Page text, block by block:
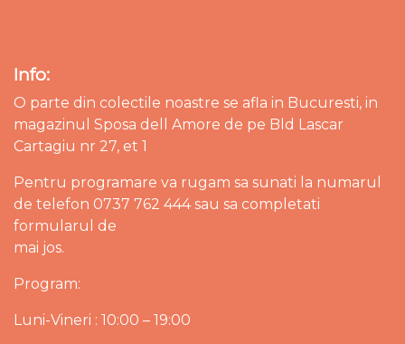
Info:
O parte din colectile noastre se afla in Bucuresti, in
magazinul Sposa dell Amore de pe Bld Lascar
Cartagiu nr 27, et 1
Pentru programare va rugam sa sunati la numarul
de telefon 0737 762 444 sau sa completati
formularul de
mai jos.
Program:
Luni-Vineri : 10:00 – 19:00